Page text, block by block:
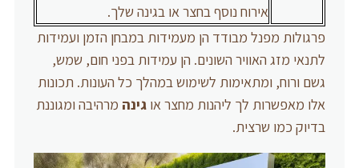
אירוח נוסף בחצר או בגינה שלך.
פרגולות מפנל מבודד הן מעמידות במבחן הזמן ועמידות
לתנאי מזג האוויר השונים. הן עמידות בפני חום, שמש,
גשם ורוח, ומתאימות לשימוש במהלך כל העונות. תכונות
אלו מאפשרות לך ליהנות מחצר או גינה מרהיבה ומגוננת
בדיוק כמו שרצית.